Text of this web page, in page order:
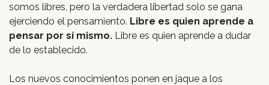
somos libres, pero la verdadera libertad solo se gana
ejerciendo el pensamiento. Libre es quien aprende a
pensar por sí mismo. Libre es quien aprende a dudar
de lo establecido.
Los nuevos conocimientos ponen en jaque a los